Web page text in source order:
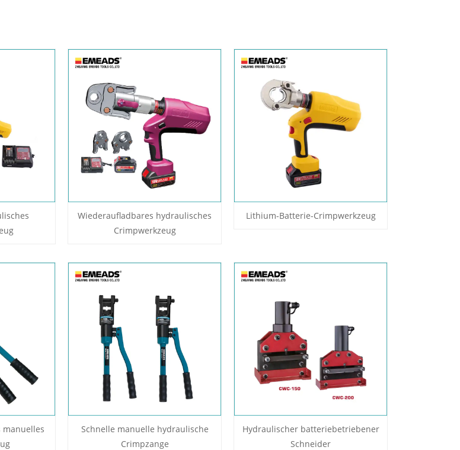
Wiederaufladbares hydraulisches
Crimpwerkzeug
Lithium-Batterie-Crimpwerkzeug
manuelles
Schnelle manuelle hydraulische
Crimpzange
Hydraulischer batteriebetriebener
Schneider